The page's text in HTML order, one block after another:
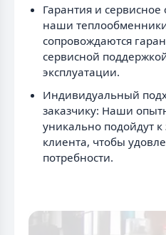
Гарантия и
наши
сопровождаются
сервисной
эксплуатации.
Индивидуальный
заказчику: Наши
уникально подойдут к
клиента, чтобы
потребности.